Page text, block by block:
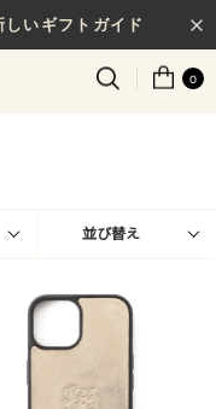
いギフトガイド
0
並び替え